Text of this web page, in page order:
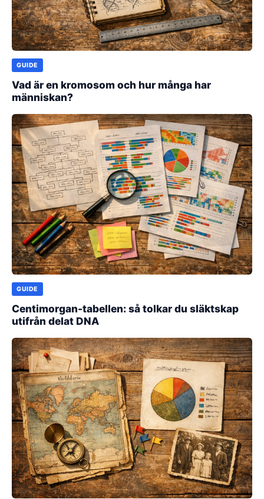
GUIDE
Vad är en kromosom och hur många har
människan?
GUIDE
Centimorgan-tabellen: så tolkar du släktskap
utifrån delat DNA